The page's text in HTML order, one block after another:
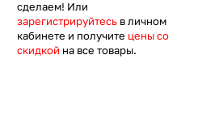
сделаем! Или
зарегистрируйтесь в личном
кабинете и получите цены со
скидкой на все товары.